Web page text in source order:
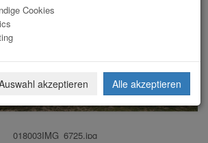
018003IMG_6725.jpg
Cookies
akzeptieren Alle akzeptieren